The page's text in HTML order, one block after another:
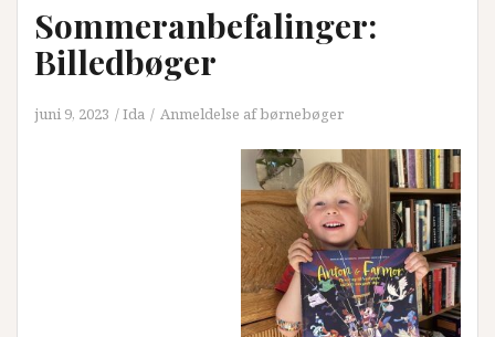
Sommeranbefalinger:
Billedbøger
juni 9, 2023 Ida Anmeldelse af børnebøger